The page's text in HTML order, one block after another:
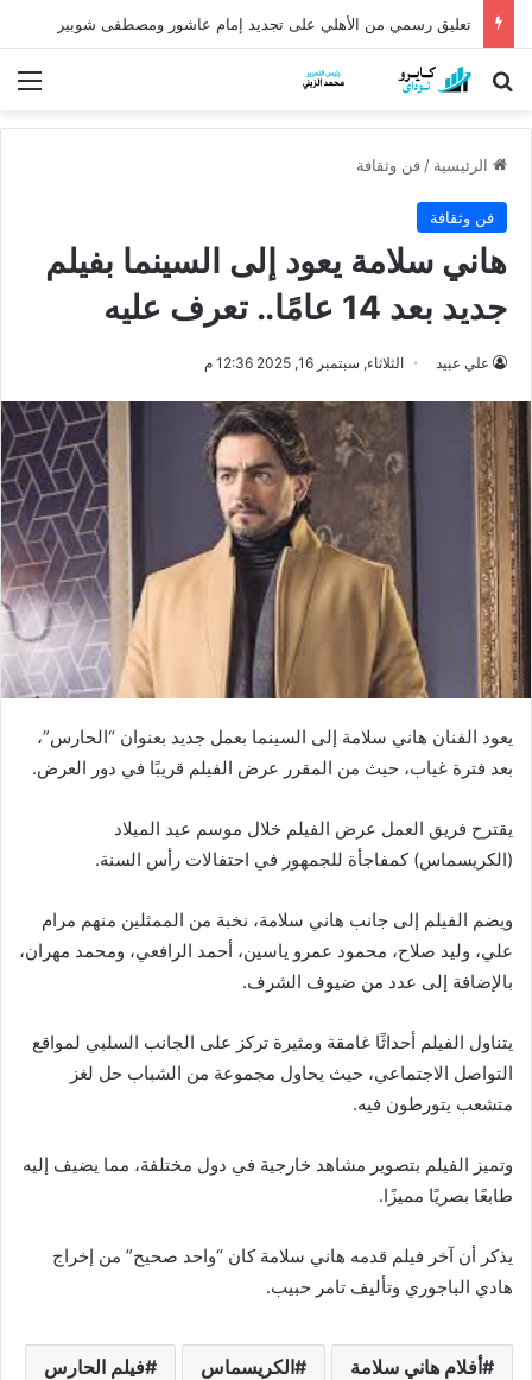
تعليق رسمي من الأهلي على تجديد إمام عاشور ومصطفى شوبير
بحث عن
الرئيسية / فن وثقافة
فن وثقافة
هاني سلامة يعود إلى السينما بفيلم
جديد بعد 14 عامًا.. تعرف عليه
علي عبيد الثلاثاء, سبتمبر 16, 2025 12:36 م
يعود الفنان هاني سلامة إلى السينما بعمل جديد بعنوان “الحارس”،
بعد فترة غياب، حيث من المقرر عرض الفيلم قريبًا في دور العرض.
يقترح فريق العمل عرض الفيلم خلال موسم عيد الميلاد
(الكريسماس) كمفاجأة للجمهور في احتفالات رأس السنة.
ويضم الفيلم إلى جانب هاني سلامة، نخبة من الممثلين منهم مرام
علي، وليد صلاح، محمود عمرو ياسين، أحمد الرافعي، ومحمد مهران،
بالإضافة إلى عدد من ضيوف الشرف.
يتناول الفيلم أحداثًا غامقة ومثيرة تركز على الجانب السلبي لمواقع
التواصل الاجتماعي، حيث يحاول مجموعة من الشباب حل لغز
متشعب يتورطون فيه.
وتميز الفيلم بتصوير مشاهد خارجية في دول مختلفة، مما يضيف إليه
طابعًا بصريًا مميزًا.
يذكر أن آخر فيلم قدمه هاني سلامة كان “واحد صحيح” من إخراج
هادي الباجوري وتأليف تامر حبيب.
أفلام هاني سلامة الكريسماس فيلم الحارس